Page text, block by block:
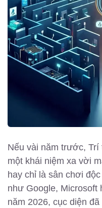
Nếu vài năm trước, Trí
một khái niệm xa vời
hay chỉ là sân chơi
như Google, Microsoft
năm 2026, cục diện